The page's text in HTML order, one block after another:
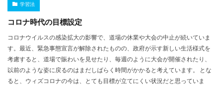
学習法
コロナ時代の目標設定
コロナウイルスの感染拡大の影響で、道場の休業や大会の中止が続いていま
す。最近、緊急事態宣言が解除されたものの、政府が示す新しい生活様式を
考慮すると、道場で賑わいを見せたり、毎週のように大会が開催されたり、
以前のような姿に戻るのはまだしばらく時間がかかると考えています。 とな
ると、ウィズコロナの今は、とても目標が立てにくい状況だと思っていま